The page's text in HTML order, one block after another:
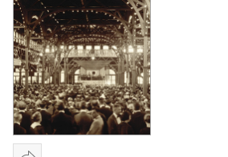
az életünket